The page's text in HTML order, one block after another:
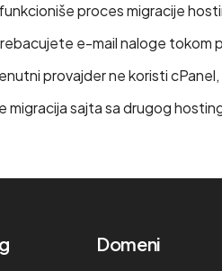
proces migracije
e-mail naloge tokom
provajder ne koristi
migracija sajta sa drugog
Domeni